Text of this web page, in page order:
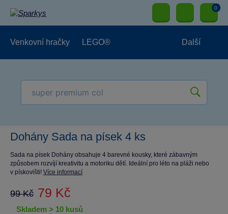
0
Venkovní hračky LEGO® Další
Dohány Sada na písek 4 ks
Sada na písek Dohány obsahuje 4 barevné kousky, které zábavným
způsobem rozvíjí kreativitu a motoriku dětí. Ideální pro léto na pláži nebo
v pískovišti! Více informací
99 Kč 79 Kč
skladem > 10 kusů